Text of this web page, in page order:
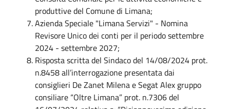
produttive del Comune di Limana;
Azienda Speciale "Limana Servizi" - Nomina
Revisore Unico dei conti per il periodo settembre
2024 - settembre 2027;
Risposta scritta del Sindaco del 14/08/2024 prot.
n.8458 all’interrogazione presentata dai
consiglieri De Zanet Milena e Segat Alex gruppo
consiliare “Oltre Limana” prot. n.7306 del